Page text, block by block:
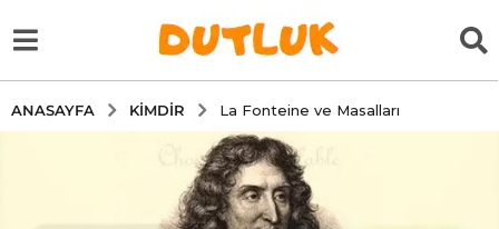
ANASAYFA KIMDIR La Fonteine ve Masalları